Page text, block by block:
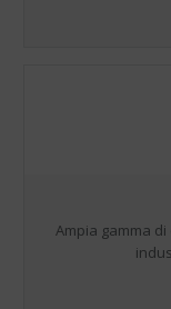
Ampia gamma